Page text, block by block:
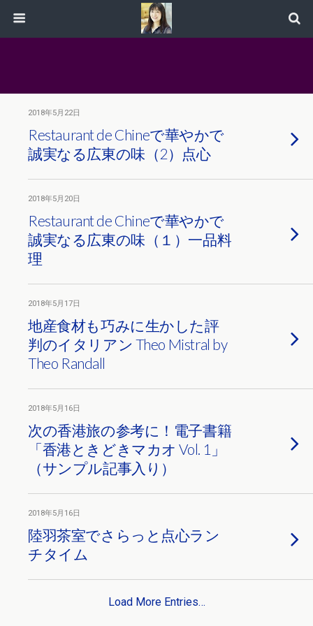
2018年5月22日
Restaurant de Chineで華やかで
誠実なる広東の味（2）点心
2018年5月20日
Restaurant de Chineで華やかで
誠実なる広東の味（１）一品料
理
2018年5月17日
地産食材も巧みに生かした評
判のイタリアン Theo Mistral by
Theo Randall
2018年5月16日
次の香港旅の参考に！電子書籍
「香港ときどきマカオ Vol. 1」
（サンプル記事入り）
2018年5月16日
陸羽茶室でさらっと点心ラン
チタイム
Load More Entries…